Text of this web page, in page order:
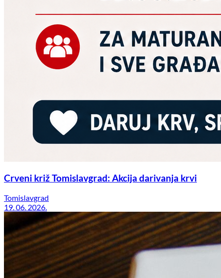
Crveni križ Tomislavgrad: Akcija darivanja krvi
Tomislavgrad
19. 06. 2026.